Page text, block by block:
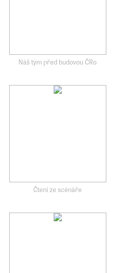
Náš tým před budovou ČRo
Čtení ze scénáře